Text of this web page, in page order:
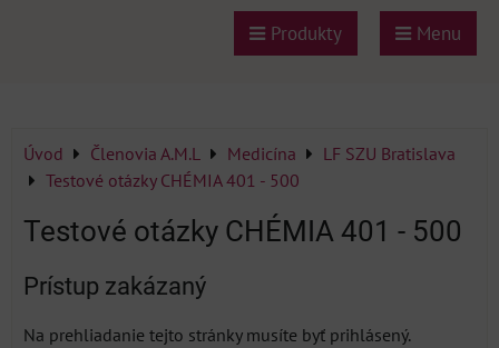
Produkty Menu
Úvod Členovia A.M.L Medicína
LF SZU Bratislava
Testové otázky CHÉMIA 401 - 500
Testové otázky CHÉMIA 401 - 500
Prístup zakázaný
Na prehliadanie tejto stránky musíte byť prihlásený.